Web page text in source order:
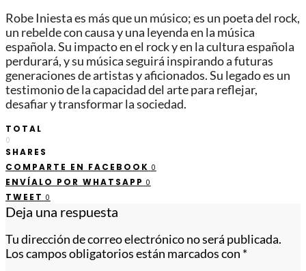
Robe Iniesta es más que un músico; es un poeta del rock,
un rebelde con causa y una leyenda en la música
española. Su impacto en el rock y en la cultura española
perdurará, y su música seguirá inspirando a futuras
generaciones de artistas y aficionados. Su legado es un
testimonio de la capacidad del arte para reflejar,
desafiar y transformar la sociedad.
TOTAL
0
SHARES
COMPARTE EN FACEBOOK 0
ENVÍALO POR WHATSAPP 0
TWEET 0
Deja una respuesta
Tu dirección de correo electrónico no será publicada.
Los campos obligatorios están marcados con *